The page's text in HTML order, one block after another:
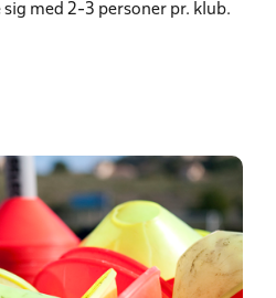
med 2-3 personer pr. klub.